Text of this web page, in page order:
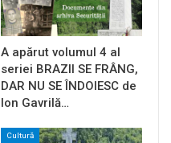
A apărut volumul 4 al
seriei BRAZII SE FRÂNG,
DAR NU SE ÎNDOIESC de
Ion Gavrilă…
Cultură